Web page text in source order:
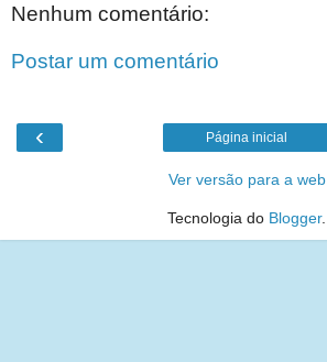
Nenhum comentário:
Postar um comentário
‹ Página inicial
Ver versão para a web
Tecnologia do Blogger.